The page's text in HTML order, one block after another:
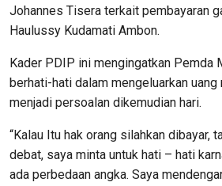
Johannes Tisera terkait pembayaran
Haulussy Kudamati Ambon.
Kader PDIP ini mengingatkan Pemda
berhati-hati dalam mengeluarkan uang
menjadi persoalan dikemudian hari.
“Kalau Itu hak orang silahkan dibayar,
debat, saya minta untuk hati – hati
ada perbedaan angka. Saya